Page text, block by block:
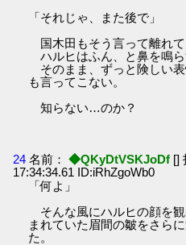
「それじゃ、また後で」
国木田もそう言って離れて
ハルヒはふん、と鼻を鳴ら
そのまま、ずっと険しい
も言ってこない。
知らない…のか？
24 名前： ◆QKyDtVSKJoDf []
17:34:34.61 ID:iRhZgoWb0
「何よ」
そんな風にハルヒの顔を
まれていた眉間の皺をさら
た。